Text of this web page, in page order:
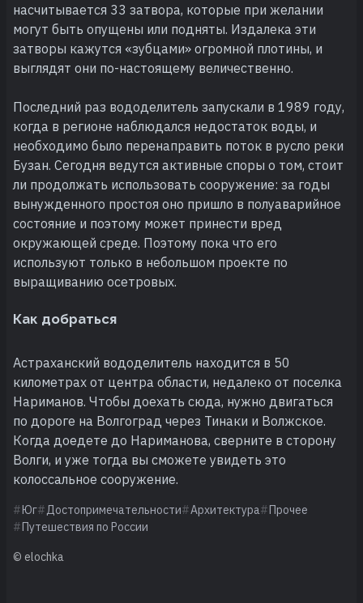
насчитывается 33 затвора, которые при желании
могут быть опущены или подняты. Издалека эти
затворы кажутся «зубцами» огромной плотины, и
выглядят они по-настоящему величественно.
Последний раз вододелитель запускали в 1989 году,
когда в регионе наблюдался недостаток воды, и
необходимо было перенаправить поток в русло реки
Бузан. Сегодня ведутся активные споры о том, стоит
ли продолжать использовать сооружение: за годы
вынужденного простоя оно пришло в полуаварийное
состояние и поэтому может принести вред
окружающей среде. Поэтому пока что его
используют только в небольшом проекте по
выращиванию осетровых.
Как добраться
Астраханский вододелитель находится в 50
километрах от центра области, недалеко от поселка
Нариманов. Чтобы доехать сюда, нужно двигаться
по дороге на Волгоград через Тинаки и Волжское.
Когда доедете до Нариманова, сверните в сторону
Волги, и уже тогда вы сможете увидеть это
колоссальное сооружение.
Юг Достопримечательности Архитектура
Прочее
Путешествия по России
© elochka